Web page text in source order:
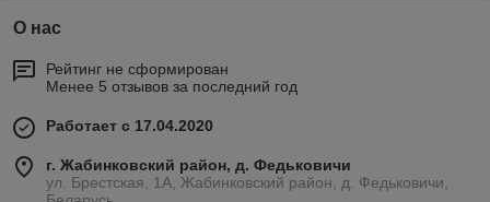
О нас
Рейтинг не сформирован
Менее 5 отзывов за последний год
Работает с 17.04.2020
г. Жабинковский район, д. Федьковичи
ул. Брестская, 1А, Жабинковский район, д. Федьковичи,